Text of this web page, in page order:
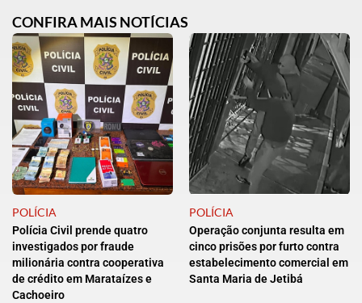
CONFIRA MAIS NOTÍCIAS
POLÍCIA
Polícia Civil prende quatro
investigados por fraude
milionária contra cooperativa
de crédito em Marataízes e
Cachoeiro
POLÍCIA
Operação conjunta resulta em
cinco prisões por furto contra
estabelecimento comercial em
Santa Maria de Jetibá